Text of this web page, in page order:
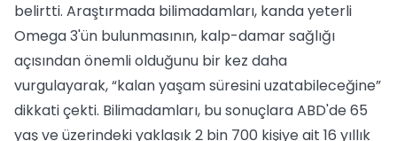
belirtti. Araştırmada bilimadamları, kanda yeterli
Omega 3'ün bulunmasının, kalp-damar sağlığı
açısından önemli olduğunu bir kez daha
vurgulayarak, “kalan yaşam süresini uzatabileceğine”
dikkati çekti. Bilimadamları, bu sonuçlara ABD'de 65
yaş ve üzerindeki yaklaşık 2 bin 700 kişiye ait 16 yıllık